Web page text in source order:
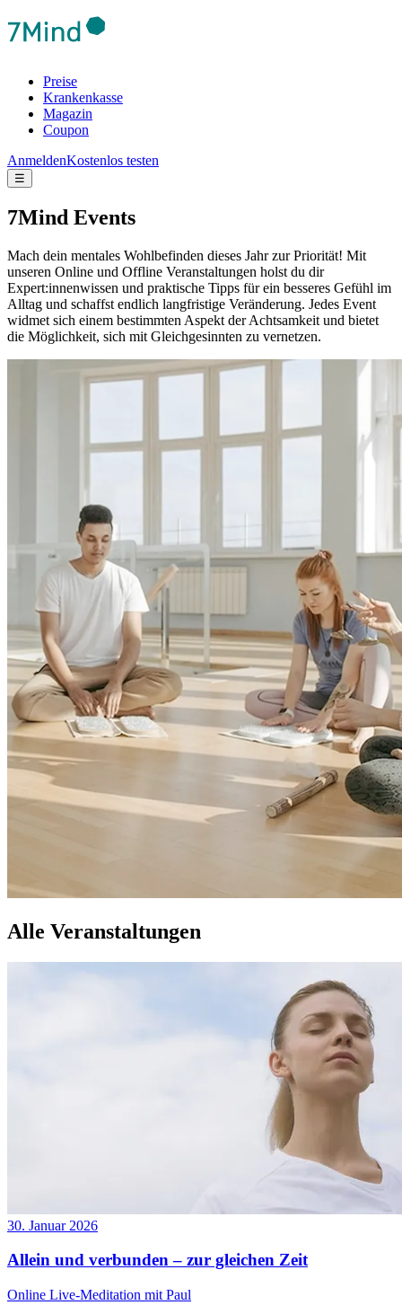
Preise
Krankenkasse
Magazin
Coupon
AnmeldenKostenlos testen
☰
7Mind Events
Mach dein mentales Wohlbefinden dieses Jahr zur Priorität! Mit
unseren Online und Offline Veranstaltungen holst du dir
Expert:innenwissen und praktische Tipps für ein besseres Gefühl im
Alltag und schaffst endlich langfristige Veränderung. Jedes Event
widmet sich einem bestimmten Aspekt der Achtsamkeit und bietet
die Möglichkeit, sich mit Gleichgesinnten zu vernetzen.
Alle Veranstaltungen
30. Januar 2026
Allein und verbunden – zur gleichen Zeit
Online Live-Meditation mit Paul